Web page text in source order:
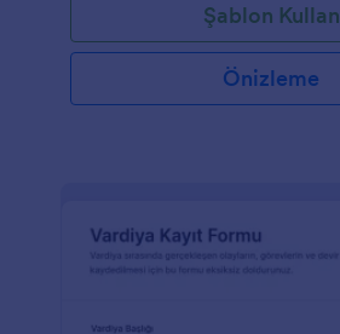
Şablon Kullan
Önizleme